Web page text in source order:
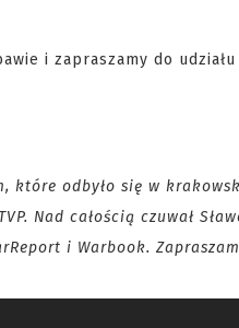
i zapraszamy do udziału
które odbyło się w
Nad całością czuwał
i Warbook.